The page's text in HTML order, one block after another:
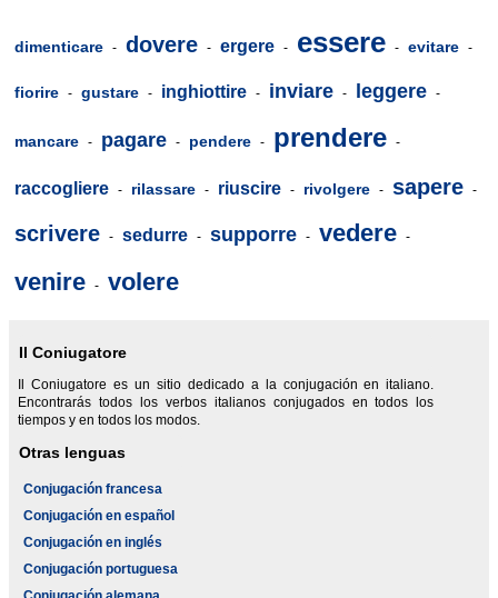
dimenticare - dovere - ergere - essere - evitare -
fiorire - gustare - inghiottire - inviare - leggere -
mancare - pagare - pendere - prendere -
raccogliere - rilassare - riuscire - rivolgere - sapere -
scrivere - sedurre - supporre - vedere -
venire - volere
Il Coniugatore
Il Coniugatore es un sitio dedicado a la conjugación en italiano.
Encontrarás todos los verbos italianos conjugados en todos los
tiempos y en todos los modos.
Otras lenguas
Conjugación francesa
Conjugación en español
Conjugación en inglés
Conjugación portuguesa